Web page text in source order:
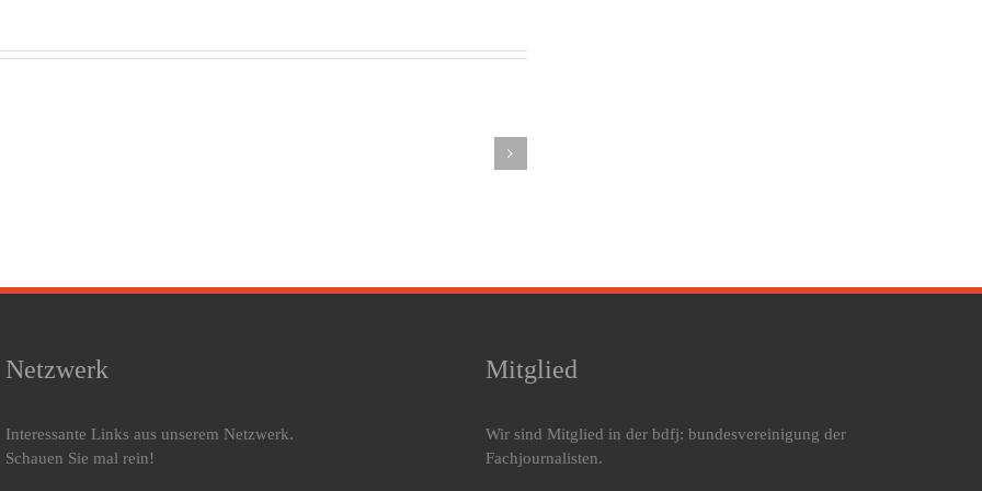
Eine
Schluss
Ausreden!
Warum
verdient
Netzwerk
Interessante Links aus unserem Netzwerk.
Schauen Sie mal rein!
Mitglied
Wir sind Mitglied in der bdfj: bundesvereinigung der
Fachjournalisten.